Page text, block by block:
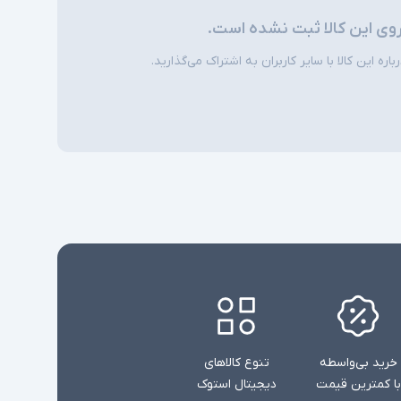
4060
Windows 11 Pro
اسلات امنیتی - کیبورد Num Lock
این کالا ثبت نشده است.
این کالا با سایر کاربران به اشتراک می‌گذارید.
خرید بی‌واسطه
با کمترین قیمت
تنوع کالاهای
دیجیتال استوک